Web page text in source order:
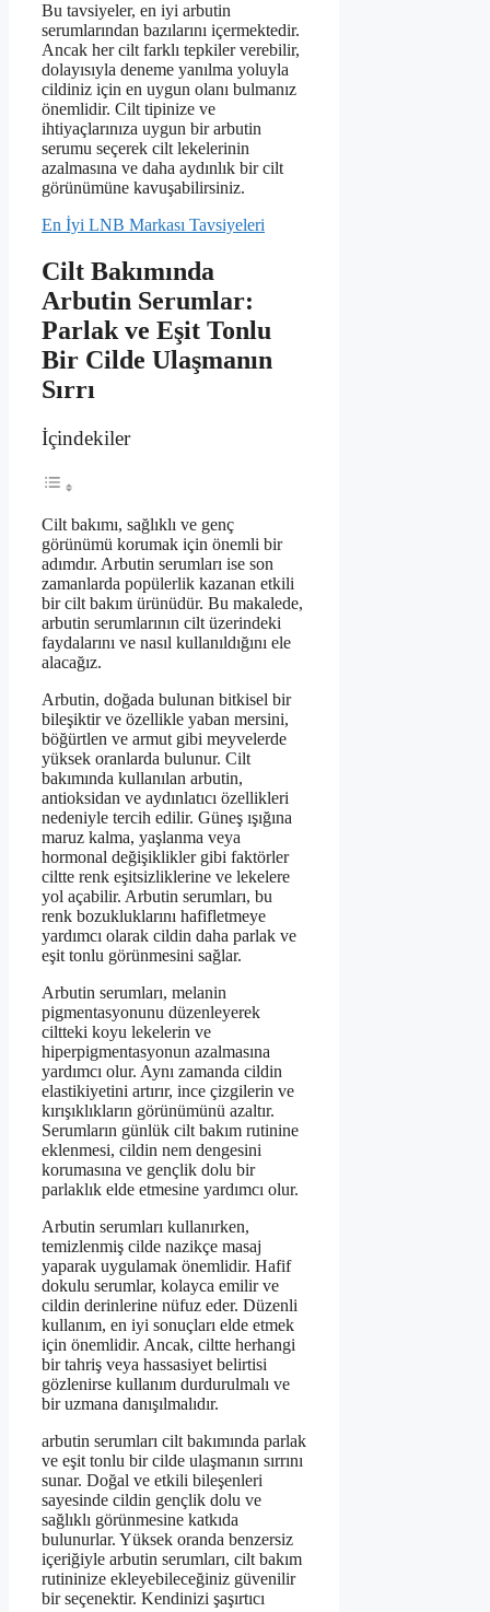
Bu tavsiyeler, en iyi arbutin
serumlarından bazılarını içermektedir.
Ancak her cilt farklı tepkiler verebilir,
dolayısıyla deneme yanılma yoluyla
cildiniz için en uygun olanı bulmanız
önemlidir. Cilt tipinize ve
ihtiyaçlarınıza uygun bir arbutin
serumu seçerek cilt lekelerinin
azalmasına ve daha aydınlık bir cilt
görünümüne kavuşabilirsiniz.
En İyi LNB Markası Tavsiyeleri
Cilt Bakımında
Arbutin Serumlar:
Parlak ve Eşit Tonlu
Bir Cilde Ulaşmanın
Sırrı
İçindekiler
Cilt bakımı, sağlıklı ve genç
görünümü korumak için önemli bir
adımdır. Arbutin serumları ise son
zamanlarda popülerlik kazanan etkili
bir cilt bakım ürünüdür. Bu makalede,
arbutin serumlarının cilt üzerindeki
faydalarını ve nasıl kullanıldığını ele
alacağız.
Arbutin, doğada bulunan bitkisel bir
bileşiktir ve özellikle yaban mersini,
böğürtlen ve armut gibi meyvelerde
yüksek oranlarda bulunur. Cilt
bakımında kullanılan arbutin,
antioksidan ve aydınlatıcı özellikleri
nedeniyle tercih edilir. Güneş ışığına
maruz kalma, yaşlanma veya
hormonal değişiklikler gibi faktörler
ciltte renk eşitsizliklerine ve lekelere
yol açabilir. Arbutin serumları, bu
renk bozukluklarını hafifletmeye
yardımcı olarak cildin daha parlak ve
eşit tonlu görünmesini sağlar.
Arbutin serumları, melanin
pigmentasyonunu düzenleyerek
ciltteki koyu lekelerin ve
hiperpigmentasyonun azalmasına
yardımcı olur. Aynı zamanda cildin
elastikiyetini artırır, ince çizgilerin ve
kırışıklıkların görünümünü azaltır.
Serumların günlük cilt bakım rutinine
eklenmesi, cildin nem dengesini
korumasına ve gençlik dolu bir
parlaklık elde etmesine yardımcı olur.
Arbutin serumları kullanırken,
temizlenmiş cilde nazikçe masaj
yaparak uygulamak önemlidir. Hafif
dokulu serumlar, kolayca emilir ve
cildin derinlerine nüfuz eder. Düzenli
kullanım, en iyi sonuçları elde etmek
için önemlidir. Ancak, ciltte herhangi
bir tahriş veya hassasiyet belirtisi
gözlenirse kullanım durdurulmalı ve
bir uzmana danışılmalıdır.
arbutin serumları cilt bakımında parlak
ve eşit tonlu bir cilde ulaşmanın sırrını
sunar. Doğal ve etkili bileşenleri
sayesinde cildin gençlik dolu ve
sağlıklı görünmesine katkıda
bulunurlar. Yüksek oranda benzersiz
içeriğiyle arbutin serumları, cilt bakım
rutininize ekleyebileceğiniz güvenilir
bir seçenektir. Kendinizi şaşırtıcı